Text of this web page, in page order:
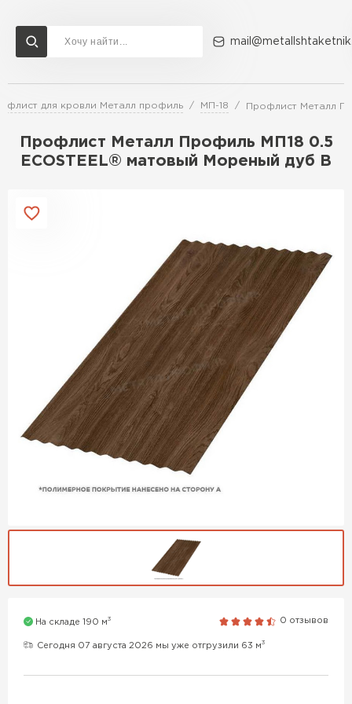
для кровли Металл профиль МП-18 Профлист Металл
Профлист Металл Профиль МП18 0.5
ECOSTEEL® матовый Мореный дуб B
На складе 190 м3 0 отзывов
Сегодня 07 августа 2026 мы уже отгрузили 63 м3
Доставка и оплата Акции О компании Контакты
Перейти в каталог